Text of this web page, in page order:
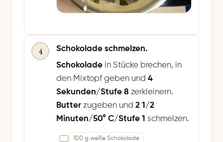
4
Schokolade schmelzen.
Schokolade in Stücke brechen, in
den Mixtopf geben und 4
Sekunden/Stufe 8 zerkleinern.
Butter zugeben und 2 1/2
Minuten/50° C/Stufe 1 schmelzen.
100 g weiße Schokolade